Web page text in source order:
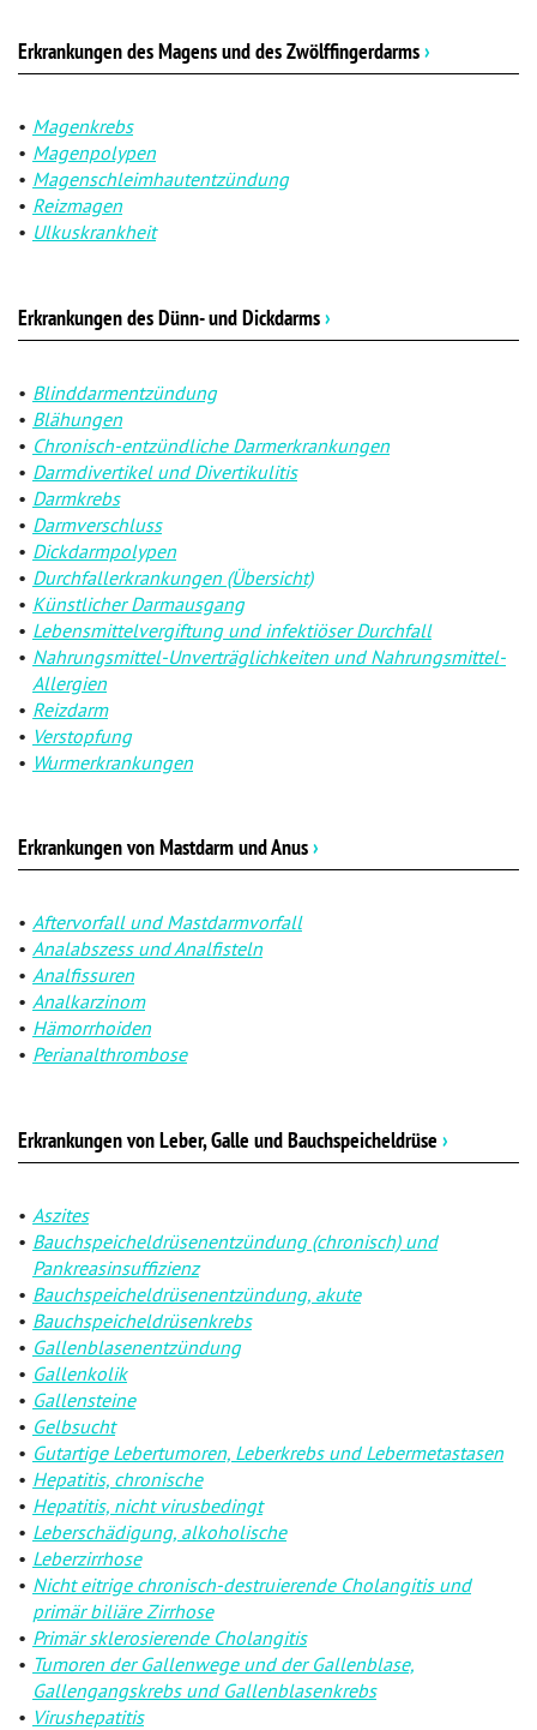
Erkrankungen des Magens und des Zwölffingerdarms›
Magenkrebs
Magenpolypen
Magenschleimhautentzündung
Reizmagen
Ulkuskrankheit
Erkrankungen des Dünn- und Dickdarms›
Blinddarmentzündung
Blähungen
Chronisch-entzündliche Darmerkrankungen
Darmdivertikel und Divertikulitis
Darmkrebs
Darmverschluss
Dickdarmpolypen
Durchfallerkrankungen (Übersicht)
Künstlicher Darmausgang
Lebensmittelvergiftung und infektiöser Durchfall
Nahrungsmittel-Unverträglichkeiten und Nahrungsmittel-
Allergien
Reizdarm
Verstopfung
Wurmerkrankungen
Erkrankungen von Mastdarm und Anus›
Aftervorfall und Mastdarmvorfall
Analabszess und Analfisteln
Analfissuren
Analkarzinom
Hämorrhoiden
Perianalthrombose
Erkrankungen von Leber, Galle und Bauchspeicheldrüse ›
Aszites
Bauchspeicheldrüsenentzündung (chronisch) und
Pankreasinsuffizienz
Bauchspeicheldrüsenentzündung, akute
Bauchspeicheldrüsenkrebs
Gallenblasenentzündung
Gallenkolik
Gallensteine
Gelbsucht
Gutartige Lebertumoren, Leberkrebs und Lebermetastasen
Hepatitis, chronische
Hepatitis, nicht virusbedingt
Leberschädigung, alkoholische
Leberzirrhose
Nicht eitrige chronisch-destruierende Cholangitis und
primär biliäre Zirrhose
Primär sklerosierende Cholangitis
Tumoren der Gallenwege und der Gallenblase,
Gallengangskrebs und Gallenblasenkrebs
Virushepatitis